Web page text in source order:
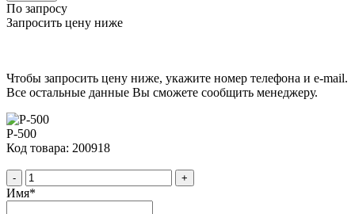
По запросу
Запросить цену ниже
Чтобы запросить цену ниже, укажите номер телефона и e-mail.
Все остальные данные Вы сможете сообщить менеджеру.
P-500
Код товара: 200918
- +
Имя*